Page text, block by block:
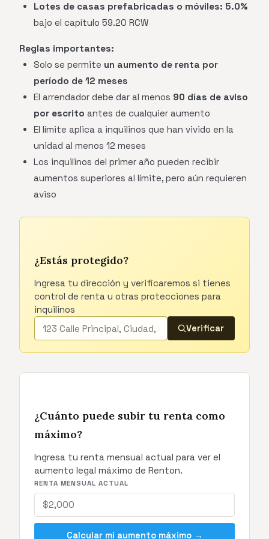
Lotes de casas prefabricadas o móviles: 5.0%
bajo el capítulo 59.20 RCW
Reglas importantes:
Solo se permite un aumento de renta por
período de 12 meses
El arrendador debe dar al menos 90 días de aviso
por escrito antes de cualquier aumento
El límite aplica a inquilinos que han vivido en la
unidad al menos 12 meses
Los inquilinos del primer año pueden recibir
aumentos superiores al límite, pero aún requieren
aviso
¿Estás protegido?
Ingresa tu dirección y verificaremos si tienes
control de renta u otras protecciones para
inquilinos
Verificar
¿Cuánto puede subir tu renta como
máximo?
Ingresa tu renta mensual actual para ver el
aumento legal máximo de Renton.
RENTA MENSUAL ACTUAL
Calcular mi aumento máximo →